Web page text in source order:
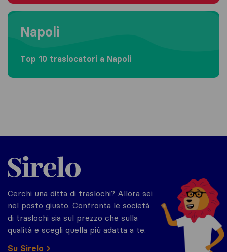
Moving to Napoli
Napoli
Top 10 traslocatori a Napoli
Sirelo.it
Cerchi una ditta di traslochi? Allora sei
nel posto giusto. Confronta le società
di traslochi sia sul prezzo che sulla
qualità e scegli quella più adatta a te.
Su Sirelo